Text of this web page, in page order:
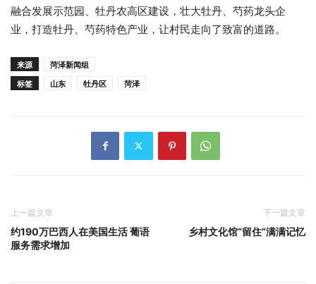
融合发展示范园、牡丹农高区建设，壮大牡丹、芍药龙头企
业，打造牡丹、芍药特色产业，让村民走向了致富的道路。
来源
菏泽新闻组
标签
山东 牡丹区 菏泽
上一篇文章
约190万巴西人在美国生活 葡语
服务需求增加
下一篇文章
乡村文化馆“留住”满满记忆